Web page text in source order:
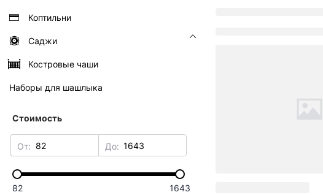
Коптильни
Саджи
Костровые чаши
Наборы для шашлыка
Стоимость
От: До:
82 1643